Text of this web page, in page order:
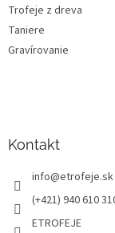
Trofeje z dreva
Taniere
Gravírovanie
Kontakt
info@etrofeje.sk
(+421) 940 610
ETROFEJE